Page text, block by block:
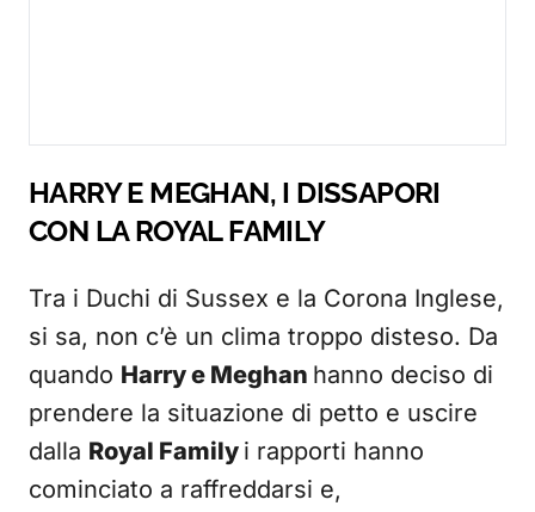
HARRY E MEGHAN, I DISSAPORI
CON LA ROYAL FAMILY
Tra i Duchi di Sussex e la Corona Inglese,
si sa, non c’è un clima troppo disteso. Da
quando Harry e Meghan hanno deciso di
prendere la situazione di petto e uscire
dalla Royal Family i rapporti hanno
cominciato a raffreddarsi e,